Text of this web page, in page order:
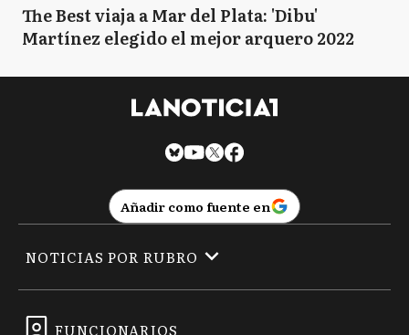
The Best viaja a Mar del Plata: 'Dibu'
Martínez elegido el mejor arquero 2022
Añadir como fuente en
FUNCIONARIOS
NOTICIAS POR RUBRO